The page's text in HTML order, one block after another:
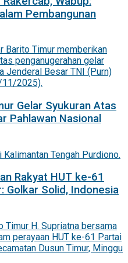
Pembangunan
Gelar Syukuran Atas
Pahlawan Nasional
Rakyat HUT ke-61
Golkar Solid, Indonesia